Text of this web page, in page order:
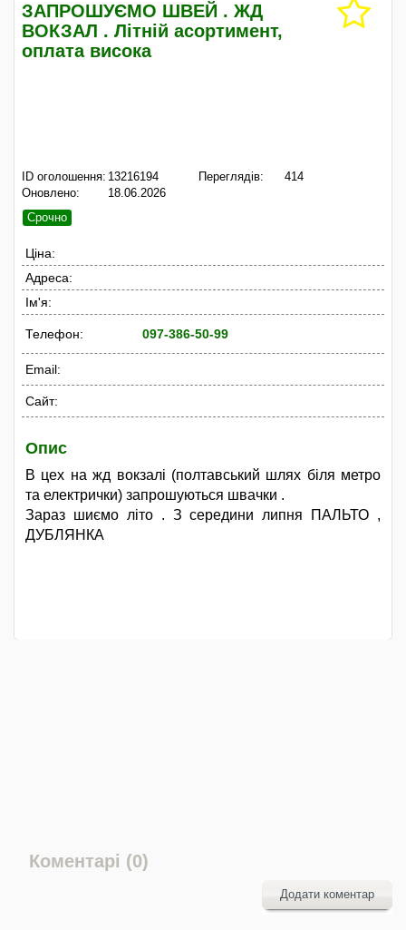
ЗАПРОШУЄМО ШВЕЙ . ЖД
ВОКЗАЛ . Літній асортимент,
оплата висока
ID оголошення: 13216194
Оновлено:
18.06.2026
Переглядів: 414
Срочно
Ціна:
Адреса:
Ім'я:
Телефон: 097-386-50-99
Email:
Сайт:
Опис
В цех на жд вокзалі (полтавський шлях біля метро
та електрички) запрошуються швачки .
Зараз шиємо літо . З середини липня ПАЛЬТО ,
ДУБЛЯНКА
Коментарі (0)
Додати коментар